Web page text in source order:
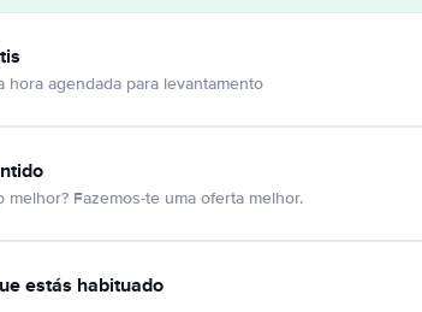
hora agendada para levantamento
melhor? Fazemos-te uma oferta melhor.
estás habituado